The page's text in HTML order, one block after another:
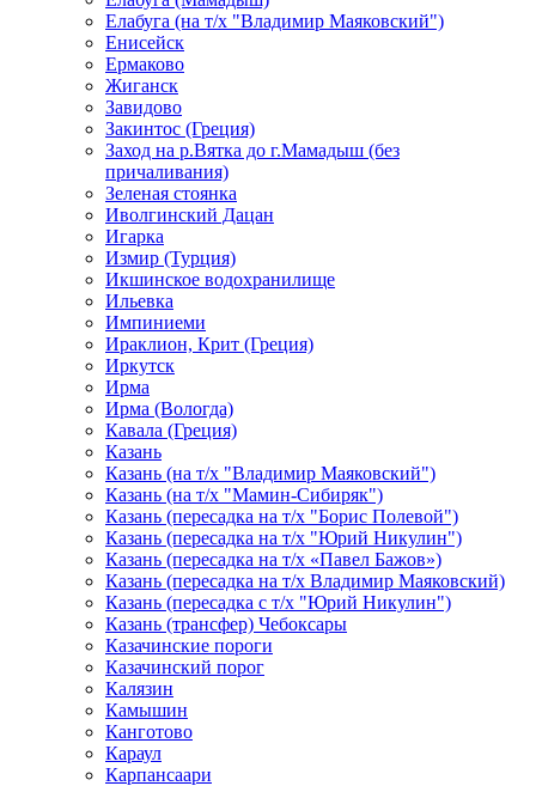
Елабуга (на т/х "Владимир Маяковский")
Енисейск
Ермаково
Жиганск
Завидово
Закинтос (Греция)
Заход на р.Вятка до г.Мамадыш (без
причаливания)
Зеленая стоянка
Иволгинский Дацан
Игарка
Измир (Турция)
Икшинское водохранилище
Ильевка
Импиниеми
Ираклион, Крит (Греция)
Иркутск
Ирма
Ирма (Вологда)
Кавала (Греция)
Казань
Казань (на т/х "Владимир Маяковский")
Казань (на т/х "Мамин-Сибиряк")
Казань (пересадка на т/х "Борис Полевой")
Казань (пересадка на т/х "Юрий Никулин")
Казань (пересадка на т/х «Павел Бажов»)
Казань (пересадка на т/х Владимир Маяковский)
Казань (пересадка с т/х "Юрий Никулин")
Казань (трансфер) Чебоксары
Казачинские пороги
Казачинский порог
Калязин
Камышин
Канготово
Караул
Карпансаари